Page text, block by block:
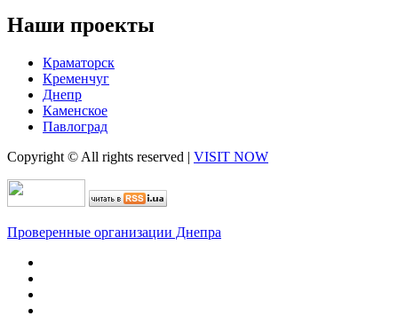
Наши проекты
Краматорск
Кременчуг
Днепр
Каменское
Павлоград
Copyright © All rights reserved | VISIT NOW
Проверенные организации Днепра